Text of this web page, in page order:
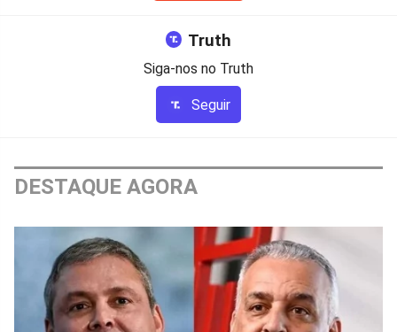
Truth
Siga-nos no Truth
Seguir
DESTAQUE AGORA